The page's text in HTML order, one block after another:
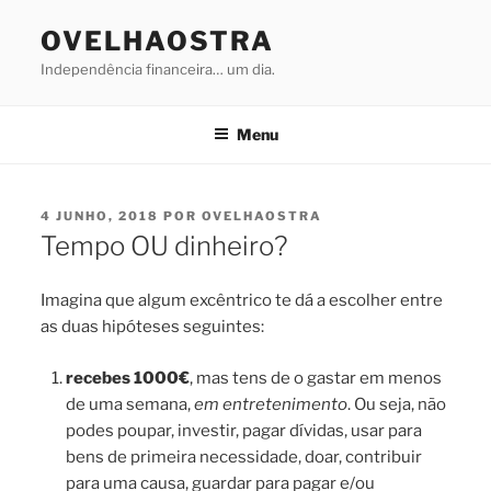
OVELHAOSTRA
Independência financeira… um dia.
Menu
PUBLICADO
EM
4 JUNHO, 2018 POROVELHAOSTRA
Tempo OU dinheiro?
Imagina que algum excêntrico te dá a escolher entre
as duas hipóteses seguintes:
recebes 1000€, mas tens de o gastar em menos
de uma semana,em entretenimento. Ou seja, não
podes poupar, investir, pagar dívidas, usar para
bens de primeira necessidade, doar, contribuir
para uma causa, guardar para pagar e/ou